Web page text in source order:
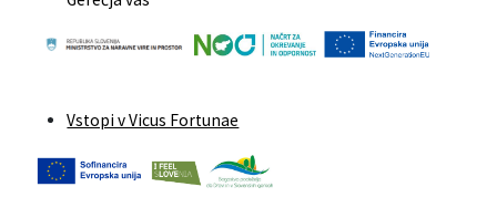
Vstopi v Vicus Fortunae